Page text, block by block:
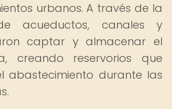
urbanos. A través de la
acueductos, canales y
captar y almacenar el
creando reservorios que
abastecimiento durante las